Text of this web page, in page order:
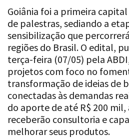
Goiânia foi a primeira
de palestras, sediando a
sensibilização que
regiões do Brasil. O edital,
terça-feira (07/05) pela
projetos com foco no
transformação de ideias de
conectadas às demandas
do aporte de até R$ 200
receberão consultoria e
melhorar seus produtos.